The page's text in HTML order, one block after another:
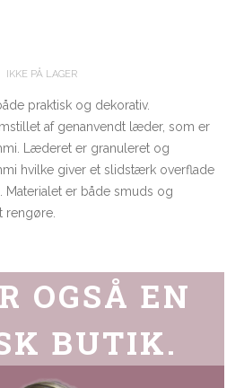
IKKE PÅ LAGER
praktisk og dekorativ.
af genanvendt læder, som er
Læderet er granuleret og
hvilke giver et slidstærk overflade
Materialet er både smuds og
rengøre.
OGSÅ EN
BUTIK.